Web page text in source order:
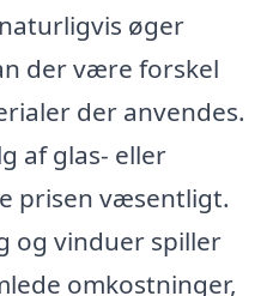
øger
der være forskel
der anvendes.
af glas- eller
prisen væsentligt.
og vinduer spiller
omkostninger,